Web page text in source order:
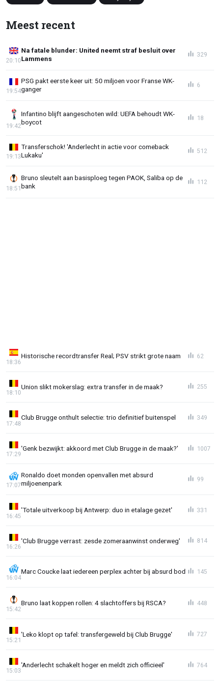
Meest recent
Na fatale blunder: United neemt straf besluit over
Lammens
20:10
329
PSG pakt eerste keer uit: 50 miljoen voor Franse WK-
ganger
19:54
6
Infantino blijft aangeschoten wild: UEFA behoudt WK-
boycot
19:42
18
Transferschok! 'Anderlecht in actie voor comeback
Lukaku'
19:13
512
Bruno sleutelt aan basisploeg tegen PAOK, Saliba op de
bank
18:51
112
Historische recordtransfer Real; PSV strikt grote naam
18:36
62
Union slikt mokerslag: extra transfer in de maak?
18:10
255
Club Brugge onthult selectie: trio definitief buitenspel
17:48
349
'Genk bezwijkt: akkoord met Club Brugge in de maak?'
17:29
1007
Ronaldo doet monden openvallen met absurd
miljoenenpark
17:07
99
'Totale uitverkoop bij Antwerp: duo in etalage gezet'
16:45
331
'Club Brugge verrast: zesde zomeraanwinst onderweg'
16:26
814
Marc Coucke laat iedereen perplex achter bij absurd bod
16:04
145
Bruno laat koppen rollen: 4 slachtoffers bij RSCA?
15:42
448
'Leko klopt op tafel: transfergeweld bij Club Brugge'
15:21
727
'Anderlecht schakelt hoger en meldt zich officieel'
15:03
764